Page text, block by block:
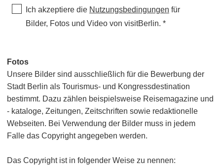
Ich akzeptiere die Nutzungsbedingungen für
Bilder, Fotos und Video von visitBerlin.
Fotos
Unsere Bilder sind ausschließlich für die Bewerbung der
Stadt Berlin als Tourismus- und Kongressdestination
bestimmt. Dazu zählen beispielsweise Reisemagazine und
- kataloge, Zeitungen, Zeitschriften sowie redaktionelle
Webseiten. Bei Verwendung der Bilder muss in jedem
Falle das Copyright angegeben werden.
Das Copyright ist in folgender Weise zu nennen: